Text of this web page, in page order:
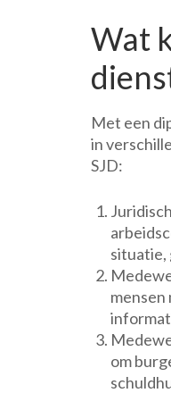
Wat
Met een
in
SJD:
situatie,
om